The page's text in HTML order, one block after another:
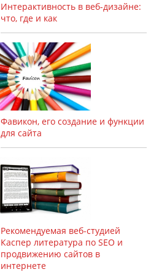
Интерактивность в веб-дизайне:
что, где и как
Фавикон, его создание и функции
для сайта
Рекомендуемая веб-студией
Каспер литература по SEO и
продвижению сайтов в
интернете